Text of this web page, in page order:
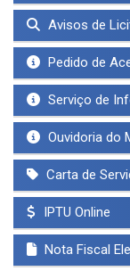
Avisos de
Pedido de
Serviço de
Ouvidoria do
Carta de
IPTU Online
Nota Fiscal